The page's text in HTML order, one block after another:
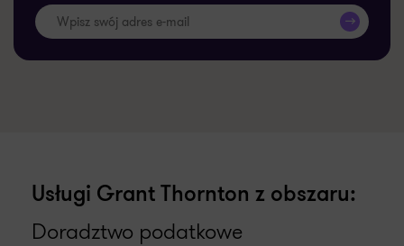
>>
Usługi Grant Thornton z obszaru:
Doradztwo podatkowe